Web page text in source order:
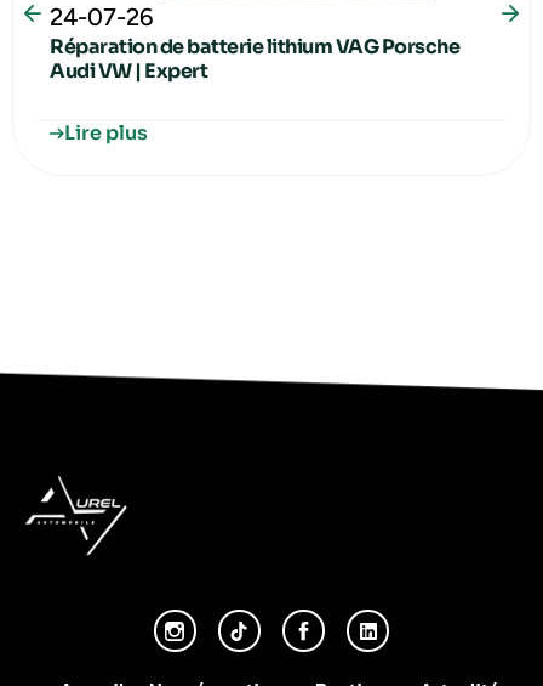
24-07-26
Réparation de batterie lithium VAG Porsche
Audi VW | Expert
Lire plus